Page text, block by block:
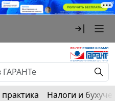
Налоги и